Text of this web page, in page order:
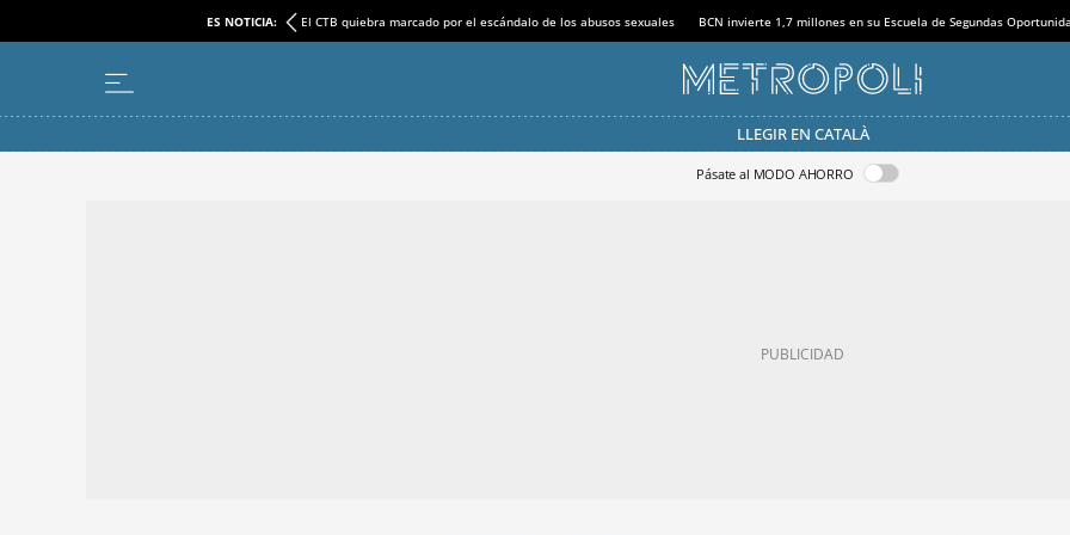
ES NOTICIA: El CTB quiebra marcado por el escándalo de los abusos sexuales BCN invierte 1,7 millones en su Escuela de Segundas
LLEGIR EN CATALÀ
Pásate al MODO AHORRO